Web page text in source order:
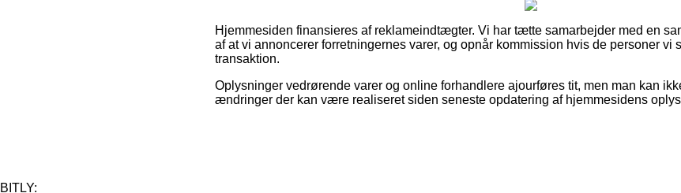
Hjemmesiden finansieres af reklameindtægter. Vi har tætte samarbejder med en
af at vi annoncerer forretningernes varer, og opnår kommission hvis de personer vi
transaktion.
Oplysninger vedrørende varer og online forhandlere ajourføres tit, men man kan
ændringer der kan være realiseret siden seneste opdatering af hjemmesidens
BITLY: